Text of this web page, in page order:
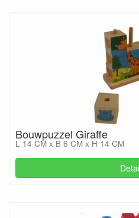
Bouwpuzzel Giraffe
L 14 CM x B 6 CM x H 14 CM